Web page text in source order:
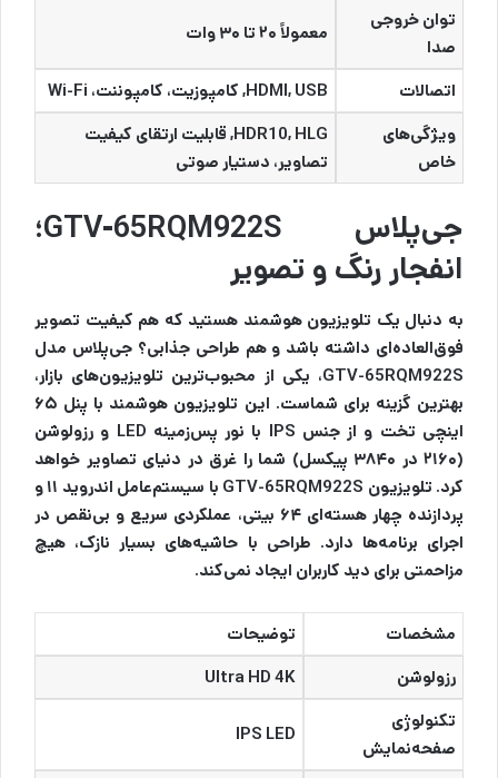
توان خروجی
صدا
معمولاً ۲۰ تا ۳۰ وات
اتصالات
HDMI, USB, کامپوزیت، کامپوننت، Wi-Fi
ویژگی‌های
خاص
HDR10, HLG, قابلیت ارتقای کیفیت
تصاویر، دستیار صوتی
جی‌پلاس GTV-65RQM922S؛
انفجار رنگ و تصویر
به دنبال یک تلویزیون هوشمند هستید که هم کیفیت تصویر
فوق‌العاده‌ای داشته باشد و هم طراحی جذابی؟ جی‌پلاس مدل
GTV-65RQM922S، یکی از محبوب‌ترین تلویزیون‌های بازار،
بهترین گزینه برای شماست. این تلویزیون هوشمند با پنل ۶۵
اینچی تخت و از جنس IPS با نور پس‌زمینه LED و رزولوشن
(۲۱۶۰ در ۳۸۴۰ پیکسل) شما را غرق در دنیای تصاویر خواهد
کرد. تلویزیون GTV-65RQM922S با سیستم‌عامل اندروید ۱۱ و
پردازنده چهار هسته‌ای ۶۴ بیتی، عملکردی سریع و بی‌نقص در
اجرای برنامه‌ها دارد. طراحی با حاشیه‌های بسیار نازک، هیچ
مزاحمتی برای دید کاربران ایجاد نمی‌کند.
مشخصات
توضیحات
رزولوشن
Ultra HD 4K
تکنولوژی
صفحه‌نمایش
IPS LED